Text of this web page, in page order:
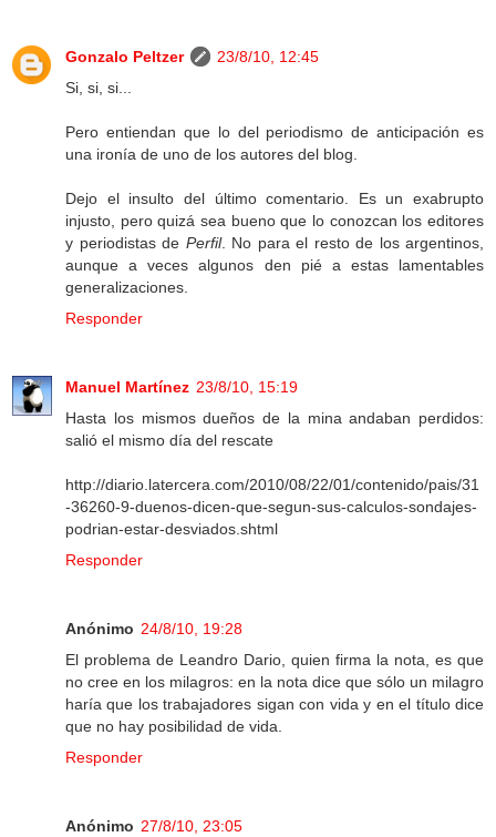
Gonzalo Peltzer
23/8/10, 12:45
Si, si, si...
Pero entiendan que lo del periodismo de anticipación es
una ironía de uno de los autores del blog.
Dejo el insulto del último comentario. Es un exabrupto
injusto, pero quizá sea bueno que lo conozcan los editores
y periodistas de Perfil. No para el resto de los argentinos,
aunque a veces algunos den pié a estas lamentables
generalizaciones.
Responder
Manuel Martínez 23/8/10, 15:19
Hasta los mismos dueños de la mina andaban perdidos:
salió el mismo día del rescate
http://diario.latercera.com/2010/08/22/01/contenido/pais/31
-36260-9-duenos-dicen-que-segun-sus-calculos-sondajes-
podrian-estar-desviados.shtml
Responder
Anónimo 24/8/10, 19:28
El problema de Leandro Dario, quien firma la nota, es que
no cree en los milagros: en la nota dice que sólo un milagro
haría que los trabajadores sigan con vida y en el título dice
que no hay posibilidad de vida.
Responder
Anónimo 27/8/10, 23:05